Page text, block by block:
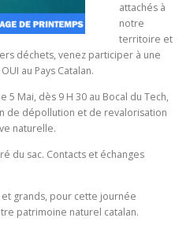
attachés à
notre
territoire et
déchets, venez participer à une
au Pays Catalan.
Mai, dès 9 H 30 au Bocal du Tech,
de dépollution et de revalorisation
naturelle.
du sac. Contacts et échanges
grands, pour cette journée
patrimoine naturel catalan.